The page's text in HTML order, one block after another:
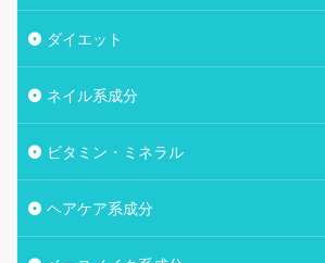
ダイエット
ネイル系成分
ビタミン・ミネラル
ヘアケア系成分